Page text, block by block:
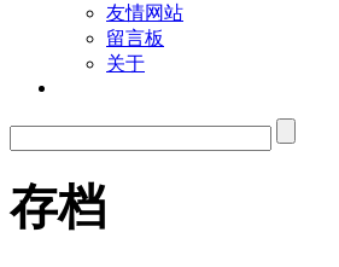
友情网站
留言板
关于
存档